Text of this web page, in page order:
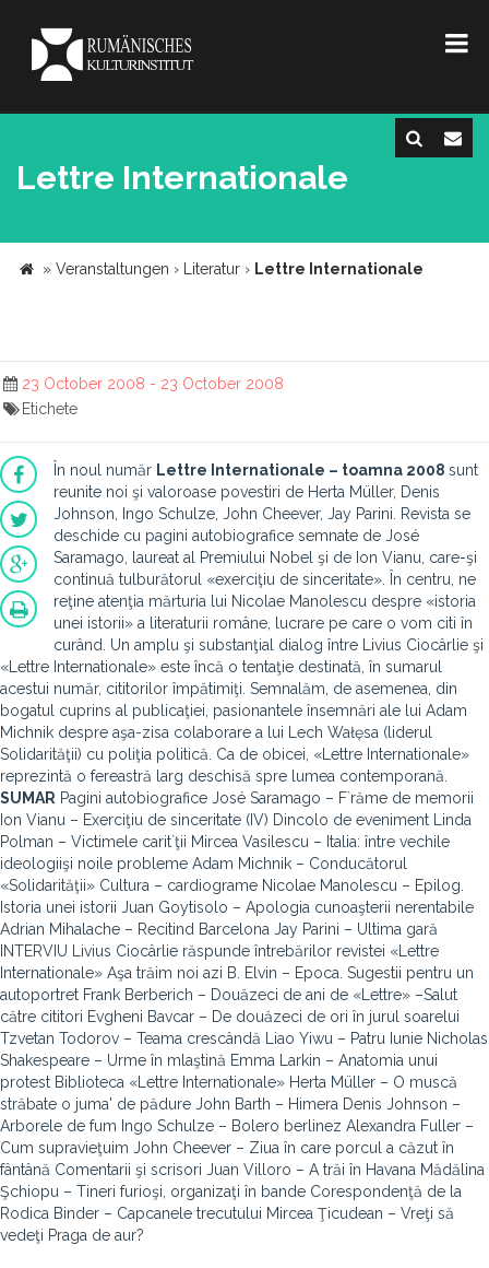
Lettre Internationale
» Veranstaltungen › Literatur › Lettre Internationale
23 October 2008 - 23 October 2008
Etichete
În noul număr Lettre Internationale – toamna 2008 sunt
reunite noi şi valoroase povestiri de Herta Müller, Denis
Johnson, Ingo Schulze, John Cheever, Jay Parini. Revista se
deschide cu pagini autobiografice semnate de José
Saramago, laureat al Premiului Nobel şi de Ion Vianu, care-şi
continuă tulburătorul «exerciţiu de sinceritate». În centru, ne
reţine atenţia mărturia lui Nicolae Manolescu despre «istoria
unei istorii» a literaturii române, lucrare pe care o vom citi în
curând. Un amplu şi substanţial dialog între Livius Ciocârlie şi
«Lettre Internationale» este încă o tentaţie destinată, în sumarul
acestui număr, cititorilor împătimiţi. Semnalăm, de asemenea, din
bogatul cuprins al publicaţiei, pasionantele însemnări ale lui Adam
Michnik despre aşa-zisa colaborare a lui Lech Wałęsa (liderul
Solidarităţii) cu poliţia politică. Ca de obicei, «Lettre Internationale»
reprezintă o fereastră larg deschisă spre lumea contemporană.
SUMAR Pagini autobiografice José Saramago – F`răme de memorii
Ion Vianu – Exerciţiu de sinceritate (IV) Dincolo de eveniment Linda
Polman – Victimele carit`ţii Mircea Vasilescu – Italia: între vechile
ideologiişi noile probleme Adam Michnik – Conducătorul
«Solidarităţii» Cultura – cardiograme Nicolae Manolescu – Epilog.
Istoria unei istorii Juan Goytisolo – Apologia cunoaşterii nerentabile
Adrian Mihalache – Recitind Barcelona Jay Parini – Ultima gară
INTERVIU Livius Ciocârlie răspunde întrebărilor revistei «Lettre
Internationale» Aşa trăim noi azi B. Elvin – Epoca. Sugestii pentru un
autoportret Frank Berberich – Douăzeci de ani de «Lettre» –Salut
către cititori Evgheni Bavcar – De douăzeci de ori în jurul soarelui
Tzvetan Todorov – Teama crescândă Liao Yiwu – Patru Iunie Nicholas
Shakespeare – Urme în mlaştină Emma Larkin – Anatomia unui
protest Biblioteca «Lettre Internationale» Herta Müller – O muscă
străbate o juma' de pădure John Barth – Himera Denis Johnson –
Arborele de fum Ingo Schulze – Bolero berlinez Alexandra Fuller –
Cum supravieţuim John Cheever – Ziua în care porcul a căzut în
fântână Comentarii şi scrisori Juan Villoro – A trăi în Havana Mădălina
Şchiopu – Tineri furioşi, organizaţi în bande Corespondenţă de la
Rodica Binder – Capcanele trecutului Mircea Ţicudean – Vreţi să
vedeţi Praga de aur?